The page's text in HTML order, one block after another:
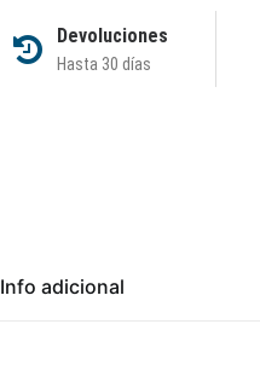
Devoluciones
Hasta 30 días
Info adicional